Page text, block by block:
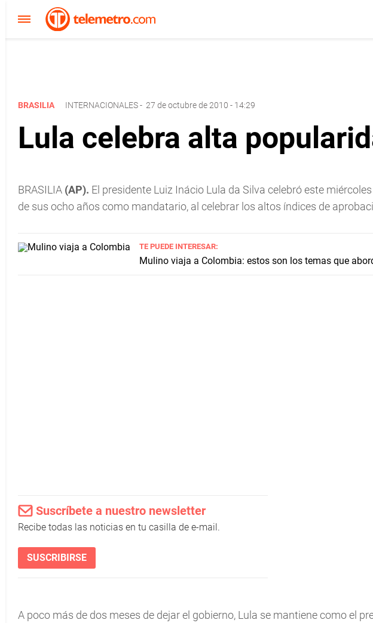
BRASILIA INTERNACIONALES- 27 de octubre de 2010 - 14:29
Lula celebra alta
BRASILIA (AP). El presidente Luiz Inácio Lula da Silva celebró este
de sus ocho años como mandatario, al celebrar los altos índices de
TE PUEDE INTERESAR:
Mulino viaja a Colombia: estos son los temas que
Suscríbete a nuestro newsletter
Recibe todas las noticias en tu casilla de e-mail.
SUSCRIBIRSE
A poco más de dos meses de dejar el gobierno, Lula se mantiene como el